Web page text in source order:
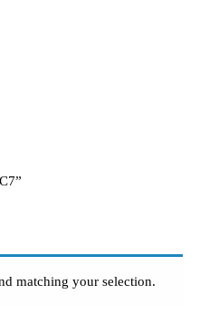
matching your selection.